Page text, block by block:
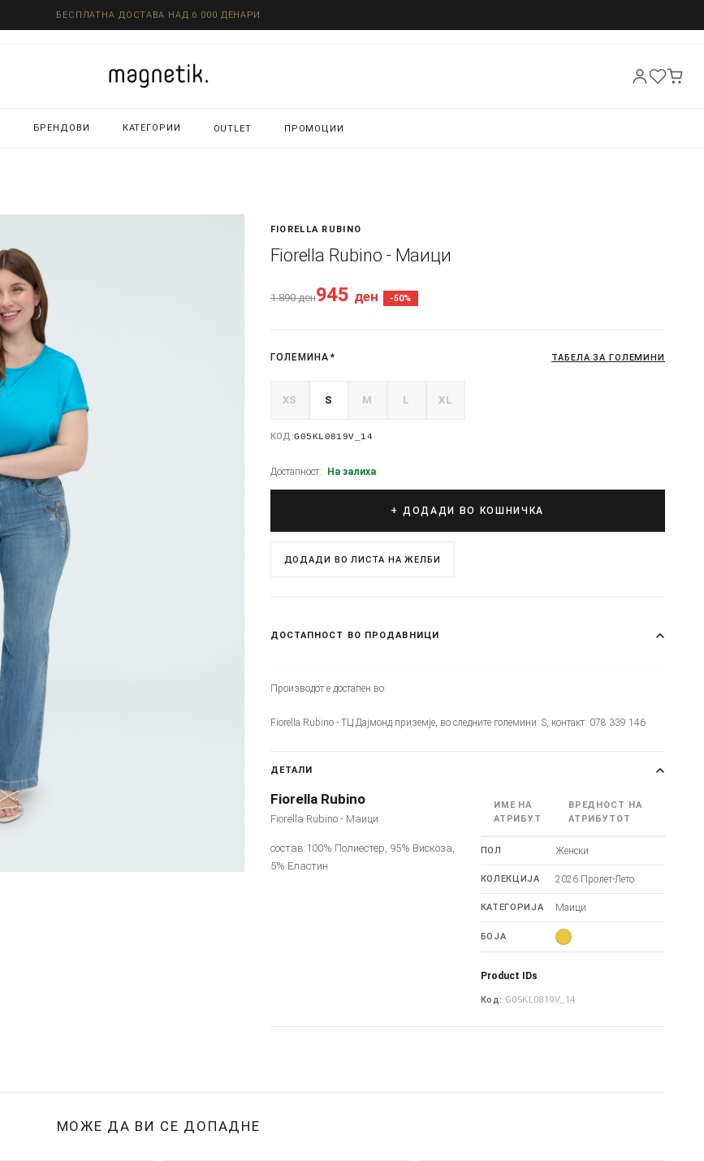
БЕСПЛАТНА ДОСТАВА НАД 6.000 ДЕНАРИ
БРЕНДОВИ КАТЕГОРИИ OUTLET ПРОМОЦИИ
FIORELLA RUBINO
Fiorella Rubino - Маици
1.890ден945 ден -50%
ГОЛЕМИНА * ТАБЕЛА ЗА ГОЛЕМИНИ
XS S M L XL
КОД:G05KL0819V_14
Достапност: На залиха
+ ДОДАДИ ВО КОШНИЧКА
ДОДАДИ ВО ЛИСТА НА ЖЕЛБИ
ДОСТАПНОСТ ВО ПРОДАВНИЦИ
Производот е достапен во:
Fiorella Rubino - ТЦ Дајмонд приземје, во следните големини: S, контакт: 078 339 146
ДЕТАЛИ
Fiorella Rubino
Fiorella Rubino - Маици
состав:100% Полиестер, 95% Вискоза,
5% Еластин
ИМЕ НА
АТРИБУТ
ВРЕДНОСТ НА
АТРИБУТОТ
ПОЛ Женски
КОЛЕКЦИЈА 2026 Пролет-Лето
КАТЕГОРИЈА Маици
БОЈА
Product IDs
Код: G05KL0819V_14
МОЖЕ ДА ВИ СЕ ДОПАДНЕ